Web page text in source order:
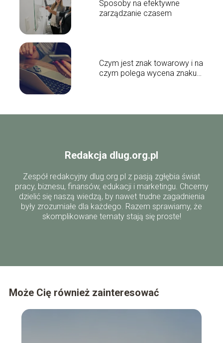
Sposoby na efektywne
zarządzanie czasem
Czym jest znak towarowy i na
czym polega wycena znaku
Redakcja dlug.org.pl
Zespół redakcyjny dlug.org.pl z pasją zgłębia świat
pracy, biznesu, finansów, edukacji i marketingu. Chcemy
dzielić się naszą wiedzą, by nawet trudne zagadnienia
były zrozumiałe dla każdego. Razem sprawiamy, że
skomplikowane tematy stają się proste!
Może Cię również zainteresować